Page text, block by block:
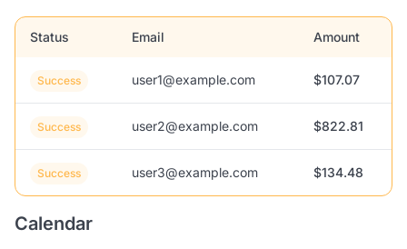
Status Email Amount
Success user1@example.com $107.07
Success user2@example.com $822.81
Success user3@example.com $134.48
Calendar